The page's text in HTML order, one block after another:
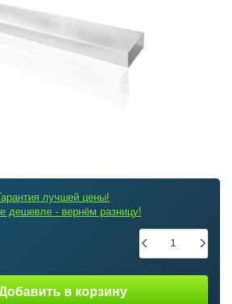
лучшей цены!
дешевле - вернём разницу!
в корзину